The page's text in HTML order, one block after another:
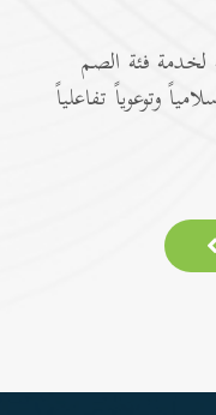
فئة الصم
وتوعوياً تفاعلياً